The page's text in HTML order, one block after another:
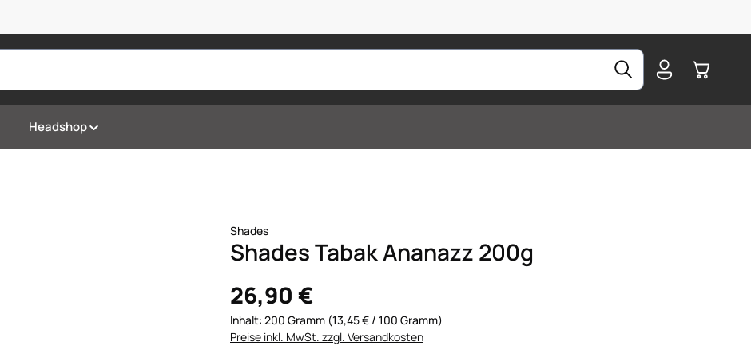
Headshop
Shades
Shades Tabak Ananazz 200g
26,90 €
Inhalt: 200 Gramm (13,45 € / 100 Gramm)
Preise inkl. MwSt. zzgl. Versandkosten